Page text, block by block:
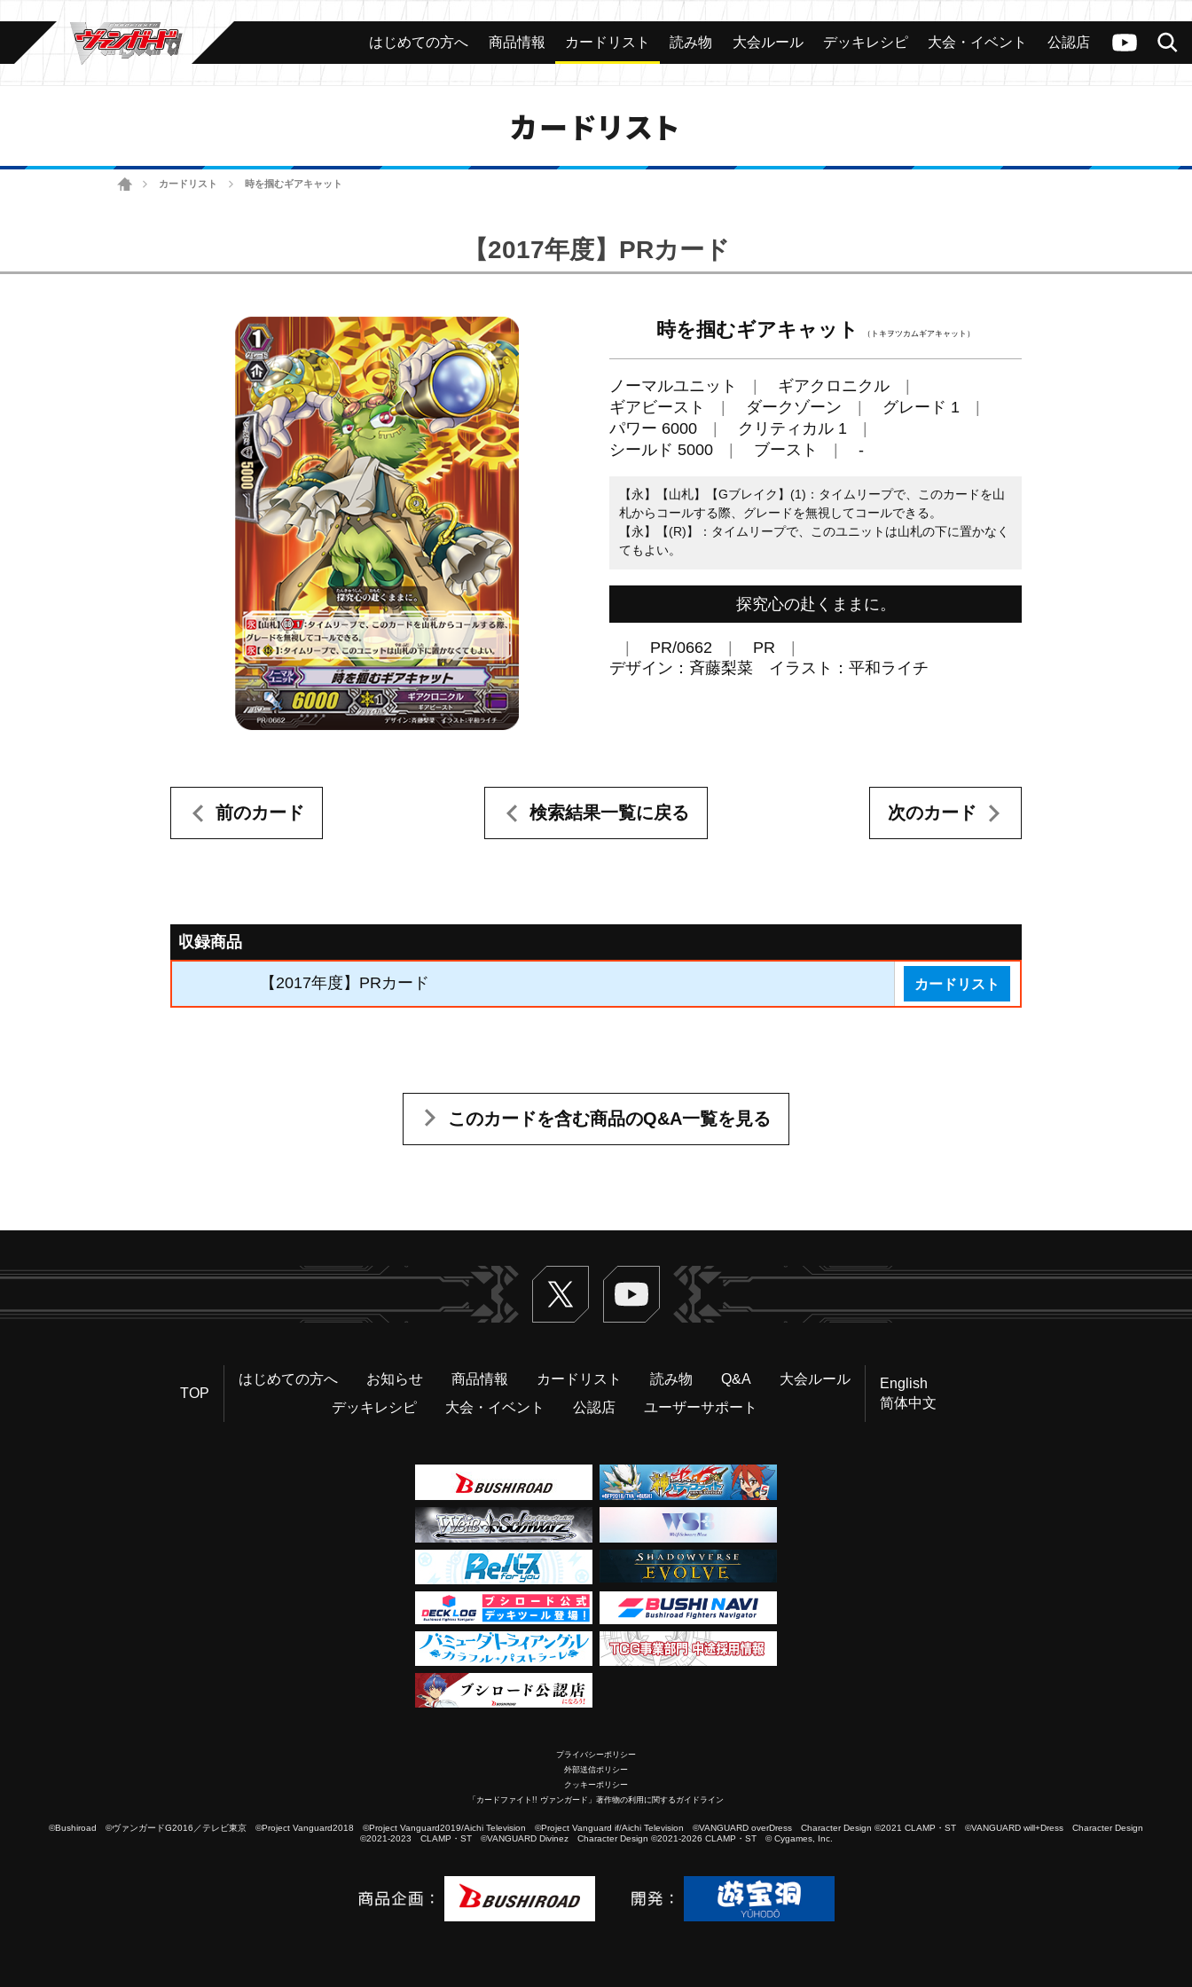
ヴァンガードch
検索
カード 大会 公認店舗 その他
はじめての方へ 商品情報 カードリスト 読み物 大会ルール デッキレシピ 大会・イベント 公認店
カードリスト
ホームカードリスト 時を掴むギアキャット
【2017年度】PRカード
時を掴むギアキャット （トキヲツカムギアキャット）
ノーマルユニット
ギアクロニクル
ギアビースト
ダークゾーン
グレード 1
パワー 6000
クリティカル 1
シールド 5000
ブースト -
【永】【山札】【Gブレイク】(1)：タイムリープで、このカードを山
札からコールする際、グレードを無視してコールできる。
【永】【(R)】：タイムリープで、このユニットは山札の下に置かなく
てもよい。
探究心の赴くままに。
PR/0662
PR
デザイン：斉藤梨菜 イラスト：平和ライチ
前のカード 検索結果一覧に戻る 次のカード
収録商品
【2017年度】PRカード カードリスト
このカードを含む商品のQ&A一覧を見る
Twitter ヴァンガードch
TOP
はじめての方へ お知らせ 商品情報 カードリスト 読み物 Q&A
大会ルール
デッキレシピ
大会・イベント 公認店 ユーザーサポート
English
简体中文
プライバシーポリシー
外部送信ポリシー
クッキーポリシー
「カードファイト!! ヴァンガード」著作物の利用に関するガイドライン
©Bushiroad ©ヴァンガードG2016／テレビ東京 ©Project Vanguard2018 ©Project Vanguard2019/Aichi Television ©Project Vanguard if/Aichi Television ©VANGUARD overDress Character Design ©2021 CLAMP・ST ©VANGUARD will+Dress Character Design
©2021-2023 CLAMP・ST ©VANGUARD Divinez Character Design ©2021-2026 CLAMP・ST © Cygames, Inc.